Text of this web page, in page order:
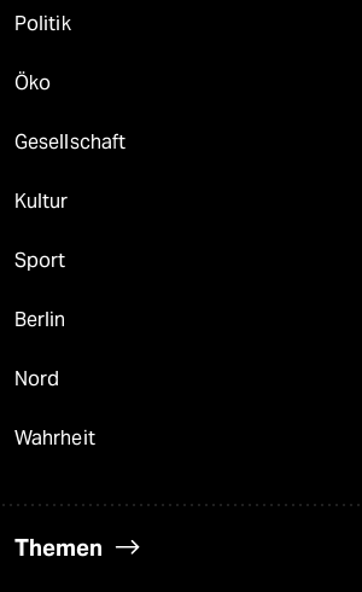
Politik
Öko
Gesellschaft
Kultur
Sport
Berlin
Nord
Wahrheit
Themen